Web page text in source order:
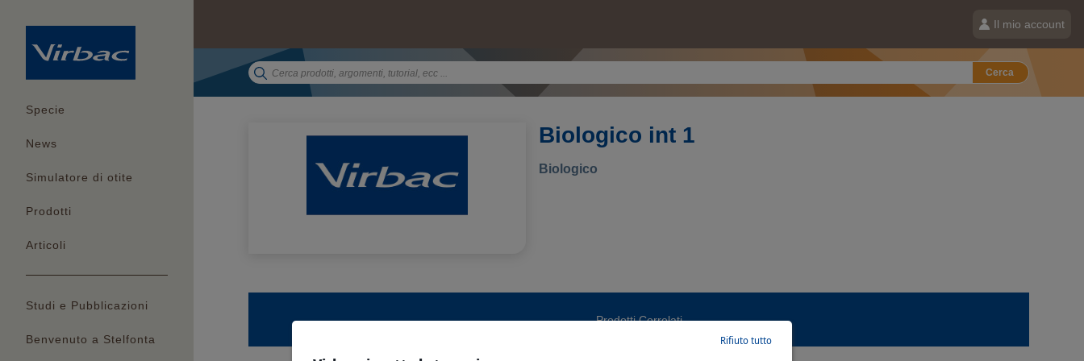
Specie
News
Simulatore di otite
Prodotti
Articoli
Studi e Pubblicazioni
Benvenuto a Stelfonta
Il mio account
Cerca
Biologico int 1
Biologico
Prodotti Correlati
Rifiuto tutto